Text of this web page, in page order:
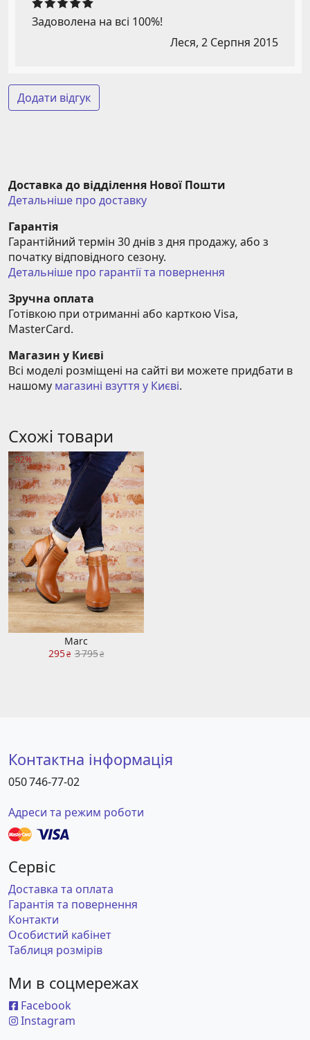
Задоволена на всі 100%!
Леся, 2 Серпня 2015
Додати відгук
Доставка до відділення Нової Пошти
Детальніше про доставку
Гарантія
Гарантійний термін 30 днів з дня продажу, або з
початку відповідного сезону.
Детальніше про гарантії та повернення
Зручна оплата
Готівкою при отриманні або карткою Visa,
MasterCard.
Магазин у Києві
Всі моделі розміщені на сайті ви можете придбати в
нашому магазині взуття у Києві.
Схожі товари
-92%
Marc
295₴ 3 795₴
Контактна інформація
050 746-77-02
Адреси та режим роботи
Сервіс
Доставка та оплата
Гарантія та повернення
Контакти
Особистий кабінет
Таблиця розмірів
Ми в соцмережах
Facebook
Instagram